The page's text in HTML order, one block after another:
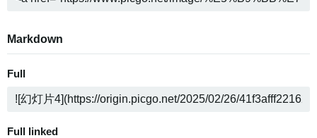
Markdown
Full
Full linked